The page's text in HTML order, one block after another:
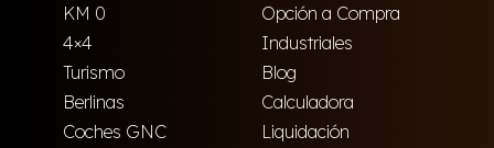
KM 0
Opción a Compra
4×4
Industriales
Turismo
Blog
Berlinas
Calculadora
Coches GNC
Liquidación